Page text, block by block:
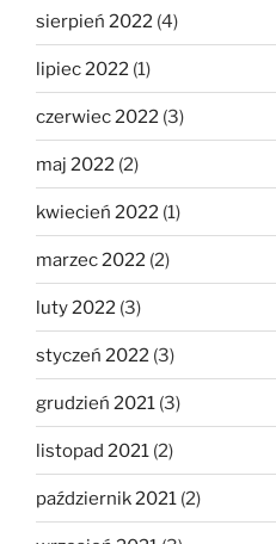
sierpień 2022 (4)
lipiec 2022 (1)
czerwiec 2022 (3)
maj 2022 (2)
kwiecień 2022 (1)
marzec 2022 (2)
luty 2022 (3)
styczeń 2022 (3)
grudzień 2021 (3)
listopad 2021 (2)
październik 2021 (2)